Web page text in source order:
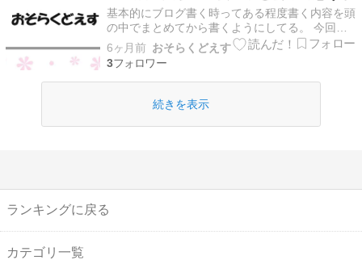
基本的にブログ書く時ってある程度書く内容を頭
の中でまとめてから書くようにしてる。 今回の
話題はどうもまとまんなくてね・・・・ なので
日記みたいな感じで書こうと思います。 俺はブ
ログに書いてる通りだけど ・40代中盤男 ・既婚
者 になる。 そんでこの出会いはエッチ前提の出
会い。 ま…
6ヶ月前 おそらくどえす
3
続きを表示
ランキングに戻る
カテゴリ一覧